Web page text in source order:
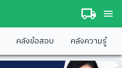
คลังข้อสอบ คลังความรู้